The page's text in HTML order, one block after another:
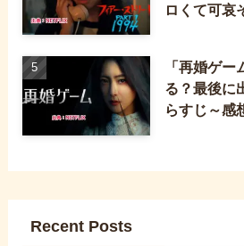
ロくて可哀
「再婚ゲ
る？最後に
らすじ～感
Recent Posts